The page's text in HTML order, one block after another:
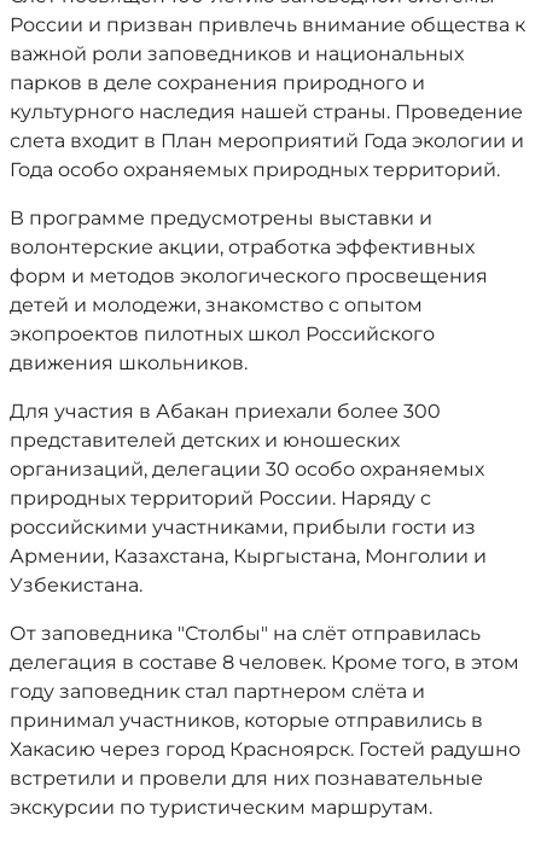
России и призван привлечь внимание общества к
важной роли заповедников и национальных
парков в деле сохранения природного и
культурного наследия нашей страны. Проведение
слета входит в План мероприятий Года экологии и
Года особо охраняемых природных территорий.
В программе предусмотрены выставки и
волонтерские акции, отработка эффективных
форм и методов экологического просвещения
детей и молодежи, знакомство с опытом
экопроектов пилотных школ Российского
движения школьников.
Для участия в Абакан приехали более 300
представителей детских и юношеских
организаций, делегации 30 особо охраняемых
природных территорий России. Наряду с
российскими участниками, прибыли гости из
Армении, Казахстана, Кыргыстана, Монголии и
Узбекистана.
От заповедника "Столбы" на слёт отправилась
делегация в составе 8 человек. Кроме того, в этом
году заповедник стал партнером слёта и
принимал участников, которые отправились в
Хакасию через город Красноярск. Гостей радушно
встретили и провели для них познавательные
экскурсии по туристическим маршрутам.